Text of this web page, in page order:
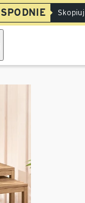
SPODNIE Skopiuj